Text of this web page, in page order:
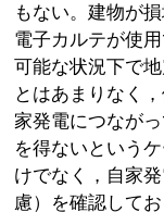
もない。建物が
電子カルテが使
可能な状況下で
とはあまりなく
家発電につなが
を得ないという
けでなく，自家
慮）を確認して